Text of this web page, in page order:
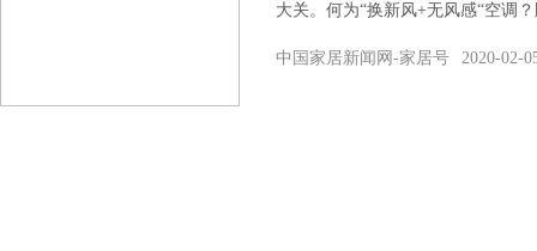
大关。何为“换新风+无风感“空调
中国家居新闻网-家居号 2020-02-